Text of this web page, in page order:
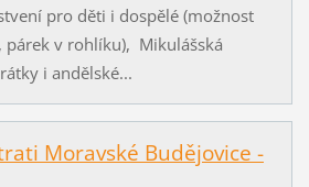
pro děti i dospělé (možnost
párek v rohlíku), Mikulášská
i andělské...
Moravské Budějovice -